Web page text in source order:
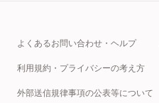
よくあるお問い合わせ・ヘルプ
利用規約・プライバシーの考え方
外部送信規律事項の公表等について